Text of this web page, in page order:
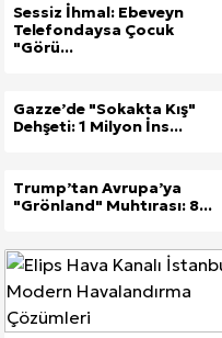
Sessiz İhmal: Ebeveyn
Telefondaysa Çocuk
"Görü...
Gazze’de "Sokakta Kış"
Dehşeti: 1 Milyon İns...
Trump’tan Avrupa’ya
"Grönland" Muhtırası: 8...